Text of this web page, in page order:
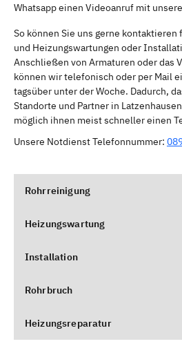
Whatsapp einen Videoanruf mit
So können Sie uns gerne
und Heizungswartungen oder
Anschließen von Armaturen oder das
können wir telefonisch oder per Mail
tagsüber unter der Woche. Dadurch,
Standorte und Partner in
möglich ihnen meist schneller einen
Unsere Notdienst Telefonnummer:
Rohrreinigung
Heizungswartung
Installation
Rohrbruch
Heizungsreparatur